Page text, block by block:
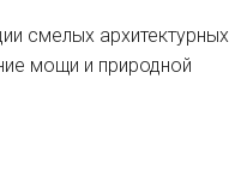
смелых архитектурных
мощи и природной